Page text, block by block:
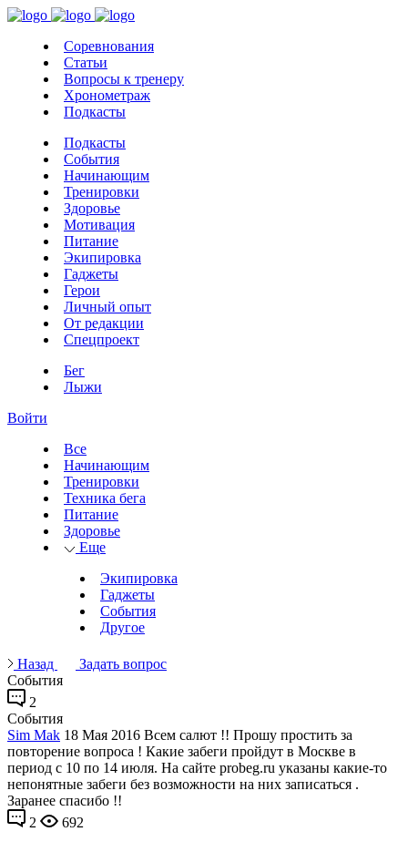
Соревнования
Статьи
Вопросы к тренеру
Хронометраж
Подкасты
Подкасты
События
Начинающим
Тренировки
Здоровье
Мотивация
Питание
Экипировка
Гаджеты
Герои
Личный опыт
От редакции
Спецпроект
Бег
Лыжи
Войти
Все
Начинающим
Тренировки
Техника бега
Питание
Здоровье
Еще
Экипировка
Гаджеты
События
Другое
Назад
Задать вопрос
События
2
События
Sim Mak 18 Мая 2016 Всем салют !! Прошу простить за
повторение вопроса ! Какие забеги пройдут в Москве в
период с 10 по 14 июля. На сайте probeg.ru указаны какие-то
непонятные забеги без возможности на них записаться .
Заранее спасибо !!
2
692